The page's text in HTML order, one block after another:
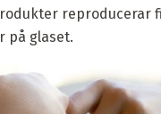
reproducerar
på glaset.